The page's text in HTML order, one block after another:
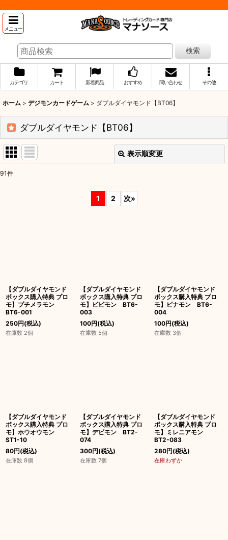
メニュー
検索
カテゴリ カート 新着商品 おすすめ 問い合わせ その他
ホーム > デジモンカードゲーム > ダブルダイヤモンド【BT06】
ダブルダイヤモンド【BT06】
表示順変更
91件
1 2 次»
【ダブルダイヤモンド
ボックス購入特典 プロ
モ】プチメラモン
BT6-001
250円(税込)
在庫数 2個
【ダブルダイヤモンド
ボックス購入特典 プロ
モ】ビビモン BT6-
003
100円(税込)
在庫数 5個
【ダブルダイヤモンド
ボックス購入特典 プロ
モ】ピナモン BT6-
004
100円(税込)
在庫数 3個
【ダブルダイヤモンド
ボックス購入特典 プロ
モ】ホウオウモン
ST1-10
80円(税込)
在庫数 8個
【ダブルダイヤモンド
ボックス購入特典 プロ
モ】デビモン BT2-
074
300円(税込)
在庫数 7個
【ダブルダイヤモンド
ボックス購入特典 プロ
モ】ミレニアモン
BT2-083
280円(税込)
在庫わずか